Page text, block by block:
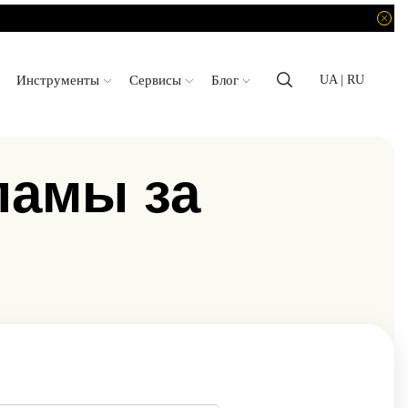
Инструменты Сервисы Блог UA | RU
за